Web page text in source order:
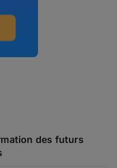
des futurs